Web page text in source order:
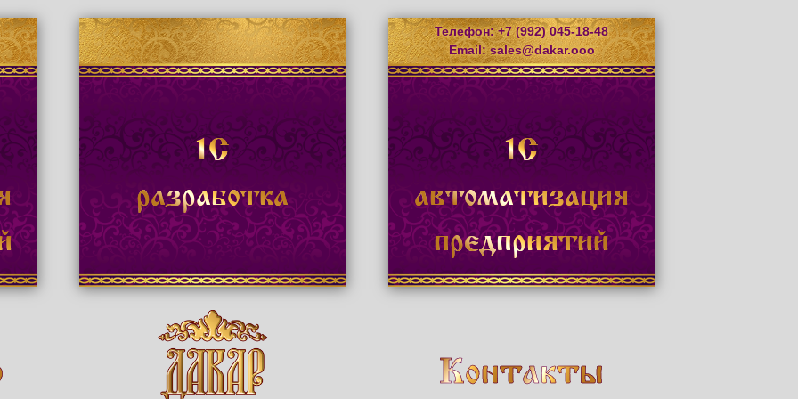
1С
разработка
1С
автоматизация
предприятий
Телефон: +7 (992) 045-18-48
Email:sales@dakar.ooo